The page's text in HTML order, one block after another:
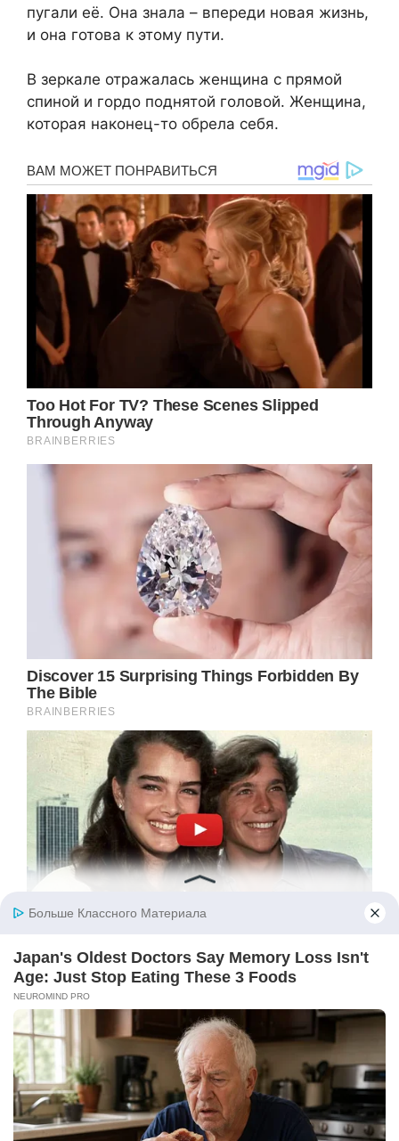
пугали её. Она знала – впереди новая жизнь,
и она готова к этому пути.
В зеркале отражалась женщина с прямой
спиной и гордо поднятой головой. Женщина,
которая наконец-то обрела себя.